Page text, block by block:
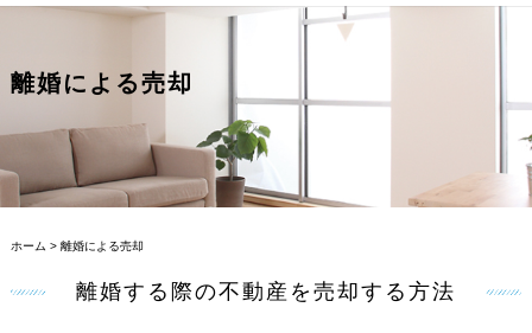
離婚による売却
ホーム > 離婚による売却
離婚する際の不動産を売却する方法